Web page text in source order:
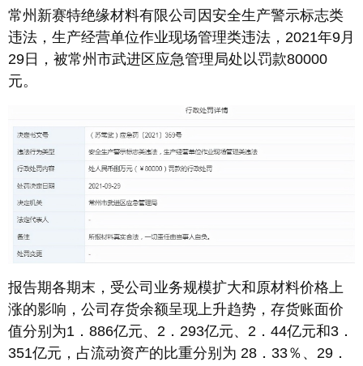
常州新赛特绝缘材料有限公司因安全生产警示标志类
违法，生产经营单位作业现场管理类违法，2021年9月
29日，被常州市武进区应急管理局处以罚款80000
元。
报告期各期末，受公司业务规模扩大和原材料价格上
涨的影响，公司存货余额呈现上升趋势，存货账面价
值分别为1．886亿元、2．293亿元、2．44亿元和3．
351亿元，占流动资产的比重分别为 28．33％、29．